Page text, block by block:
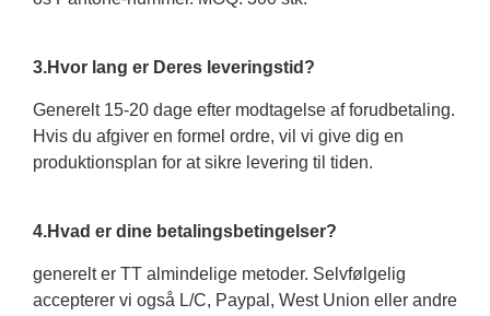
3.Hvor lang er Deres leveringstid?
Generelt 15-20 dage efter modtagelse af forudbetaling.
Hvis du afgiver en formel ordre, vil vi give dig en
produktionsplan for at sikre levering til tiden.
4.Hvad er dine betalingsbetingelser?
generelt er TT almindelige metoder. Selvfølgelig
accepterer vi også L/C, Paypal, West Union eller andre